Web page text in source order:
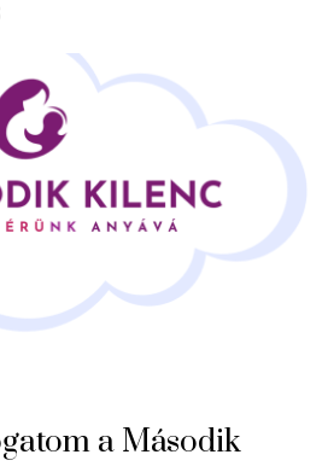
a Második